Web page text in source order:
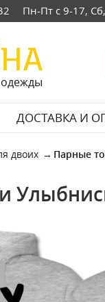
Пн-Пт с 9-17,
ДОСТАВКА И
двоих Парные